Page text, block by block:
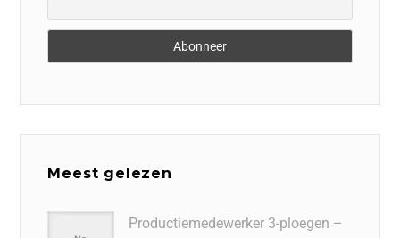
Meest gelezen
Productiemedewerker 3-ploegen –